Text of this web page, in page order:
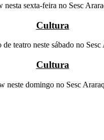
nesta sexta-feira no Sesc
Cultura
de teatro neste sábado no Sesc
Cultura
neste domingo no Sesc